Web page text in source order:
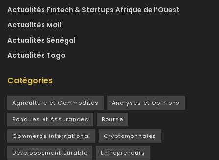
Actualités Fintech & Startups Afrique de l’Ouest
Actualités Mali
Actualités Sénégal
Actualités Togo
Catégories
Agriculture et Commodités Analyses et Opinions
Banques et Assurances Bourse
Commerce International Cryptomonnaies
Développement Durable Entrepreneurs